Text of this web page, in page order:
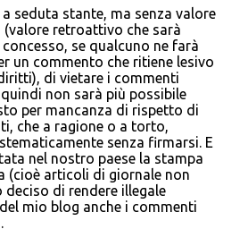
seduta stante, ma senza valore
retroattivo che sarà
se qualcuno ne farà
un commento che ritiene lesivo
di vietare i commenti
non sarà più possibile
per mancanza di rispetto di
che a ragione o a torto,
senza firmarsi. E
nel nostro paese la stampa
(cioè articoli di giornale non
deciso di rendere illegale
mio blog anche i commenti